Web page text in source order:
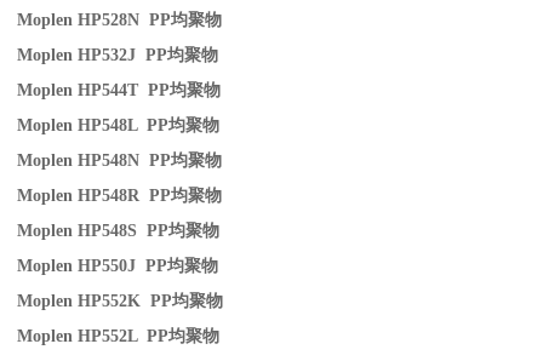
Moplen HP528N PP均聚物
Moplen HP532J PP均聚物
Moplen HP544T PP均聚物
Moplen HP548L PP均聚物
Moplen HP548N PP均聚物
Moplen HP548R PP均聚物
Moplen HP548S PP均聚物
Moplen HP550J PP均聚物
Moplen HP552K PP均聚物
Moplen HP552L PP均聚物